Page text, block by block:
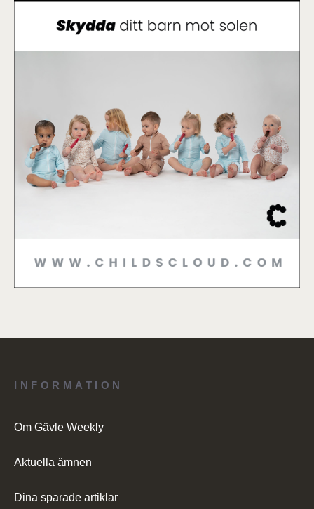
INFORMATION
Om Gävle Weekly
Aktuella ämnen
Dina sparade artiklar